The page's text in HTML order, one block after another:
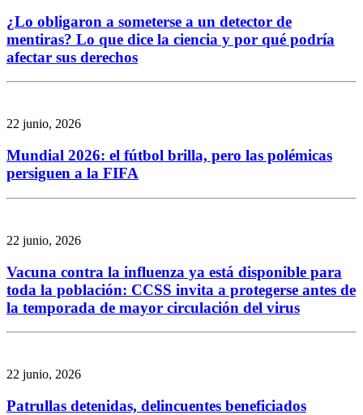
¿Lo obligaron a someterse a un detector de
mentiras? Lo que dice la ciencia y por qué podría
afectar sus derechos
22 junio, 2026
Mundial 2026: el fútbol brilla, pero las polémicas
persiguen a la FIFA
22 junio, 2026
Vacuna contra la influenza ya está disponible para
toda la población: CCSS invita a protegerse antes de
la temporada de mayor circulación del virus
22 junio, 2026
Patrullas detenidas, delincuentes beneficiados